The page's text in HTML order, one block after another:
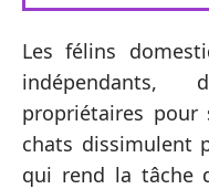
Les félins
indépendants,
propriétaires pour
chats dissimulent
qui rend la tâche